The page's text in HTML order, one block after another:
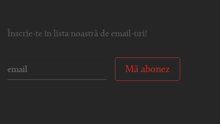
Înscrie-te în lista noastră de email-uri!
Mă abonez